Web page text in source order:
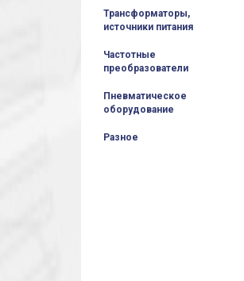
Трансформаторы,
источники питания
Частотные
преобразователи
Пневматическое
оборудование
Разное